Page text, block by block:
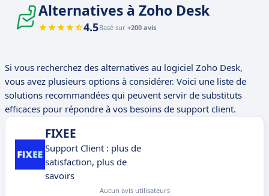
Alternatives à Zoho Desk
4.5Basé sur +200 avis
Si vous recherchez des alternatives au logiciel Zoho Desk,
vous avez plusieurs options à considérer. Voici une liste de
solutions recommandées qui peuvent servir de substituts
efficaces pour répondre à vos besoins de support client.
FIXEE
Support Client : plus de
satisfaction, plus de
savoirs
Aucun avis utilisateurs